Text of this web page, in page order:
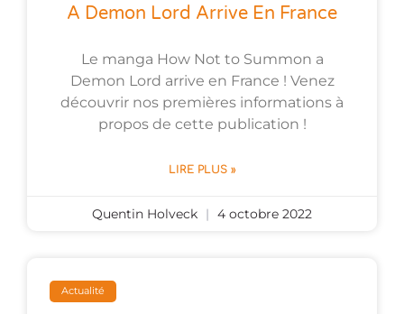
A Demon Lord Arrive En France
Le manga How Not to Summon a
Demon Lord arrive en France ! Venez
découvrir nos premières informations à
propos de cette publication !
LIRE PLUS »
Quentin Holveck 4 octobre 2022
Actualité